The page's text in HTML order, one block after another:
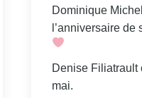
Dominique
l’anniversaire
Denise Filiatrault
mai.